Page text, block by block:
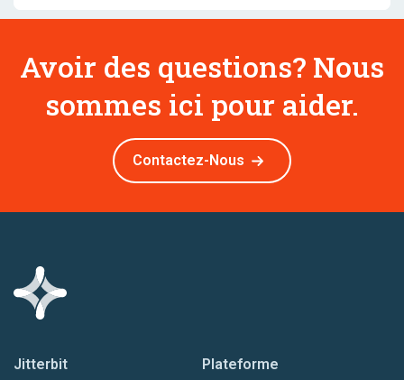
Avoir des questions? Nous
sommes ici pour aider.
Contactez-Nous
Jitterbit Plateforme